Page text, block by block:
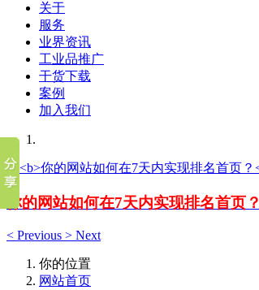
关于
服务
业界资讯
工业品推广
干货下载
案例
加入我们
你的网站如何在7天内实现排名首页？
< Previous > Next
你的位置
网站首页